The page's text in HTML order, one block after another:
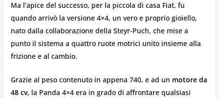
Ma l’apice del successo, per la piccola di casa Fiat, fu
quando arrivò la versione 4×4, un vero e proprio gioiello,
nato dalla collaborazione della Steyr-Puch, che mise a
punto il sistema a quattro ruote motrici unito insieme alla
frizione e al cambio.
Grazie al peso contenuto in appena 740, e ad un motore da
48 cv, la Panda 4×4 era in grado di affrontare qualsiasi